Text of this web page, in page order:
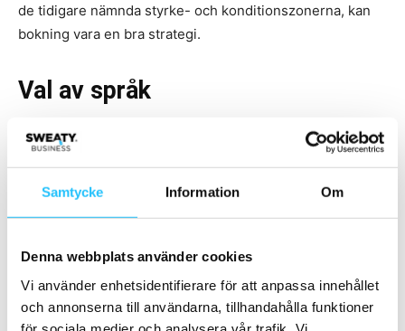
Samtycke Information Om
Denna webbplats använder cookies
Vi använder enhetsidentifierare för att anpassa innehållet
och annonserna till användarna, tillhandahålla funktioner
de tidigare nämnda styrke- och konditionszonerna, kan
bokning vara en bra strategi.
Val av språk
Vår data visar att de som blev medlem i ett gym under
månader senare. Inte så förvånande kanske du säger.
gymmet egentligen? Och självklart håller jag med om allt
det där.